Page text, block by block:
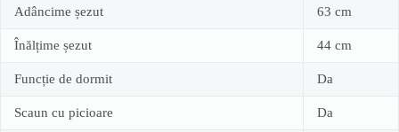
Adâncime șezut 63 cm
Înălțime șezut 44 cm
Funcție de dormit Da
Scaun cu picioare Da